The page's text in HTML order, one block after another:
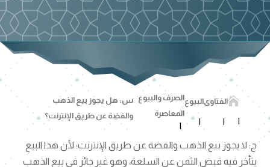
الفتاوىالبيوعالصرف والبيوع
المعاصرة
س: هل يجوز بيع الذهب
والفضة عن طريق الإنترنت؟
ج: لا يجوز بيع الذهب والفضة عن طريق الإنترنت؛ لأن هذا البيع
يتأخر فيه قبض الثمن عن السلعة، وهو غير جائز في بيع الذهب